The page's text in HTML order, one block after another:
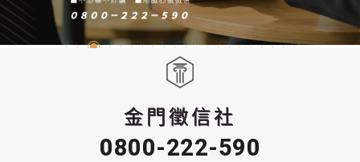
金門徵信社
0800-222-590